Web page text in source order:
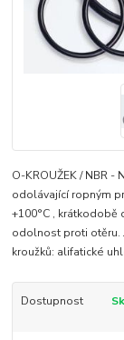
O-KROUŽEK / NBR
odolávající ropným
+100°C ,
odolnost proti otěru.
kroužků: alifatické
Dostupnost